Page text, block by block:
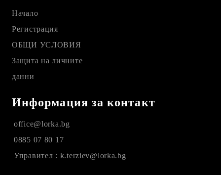
Начало
Регистрация
ОБЩИ УСЛОВИЯ
Защита на личните
данни
Информация за контакт
office@lorka.bg
0885 07 80 17
Управител : k.terziev@lorka.bg